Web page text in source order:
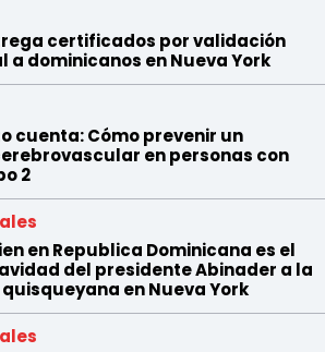
certificados por validación
a dominicanos en Nueva York
cuenta: Cómo prevenir un
en personas con
2
en Republica Dominicana es el
del presidente Abinader a la
en Nueva York